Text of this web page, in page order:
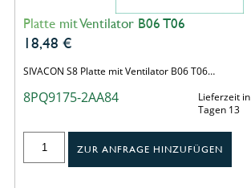
Platte mit Ventilator B06 T06
18,48 €
SIVACON S8 Platte mit Ventilator B06 T06…
8PQ9175-2AA84
Lieferzeit in
Tagen 13
ZUR ANFRAGE HINZUFÜGEN